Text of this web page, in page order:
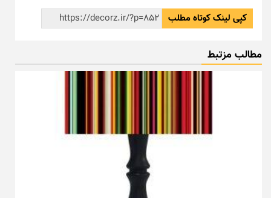
کپی لینک کوتاه مطلب
مطالب مزتبط